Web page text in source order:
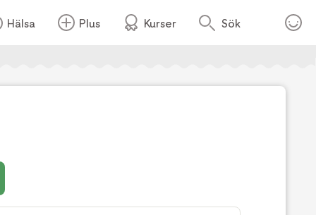
Hälsa Plus Kurser Sök
Foto:TV4